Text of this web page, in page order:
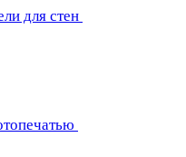
для стен